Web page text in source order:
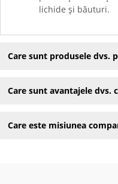
lichide și băuturi.
Care sunt produsele dvs.
Care sunt avantajele dvs.
Care este misiunea